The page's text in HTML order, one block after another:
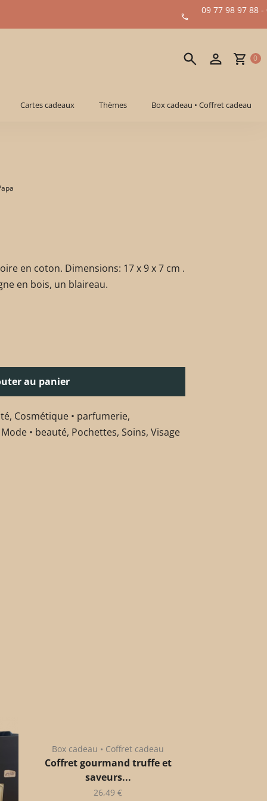
09 77 98 97 88 -
0
Cartes cadeaux Thèmes Box cadeau • Coffret cadeau
en coton. Dimensions: 17 x 9 x 7 cm .
en bois, un blaireau.
au panier
, Cosmétique • parfumerie,
Mode • beauté, Pochettes, Soins, Visage
Box cadeau • Coffret cadeau
Coffret gourmand truffe et
saveurs...
26,49 €